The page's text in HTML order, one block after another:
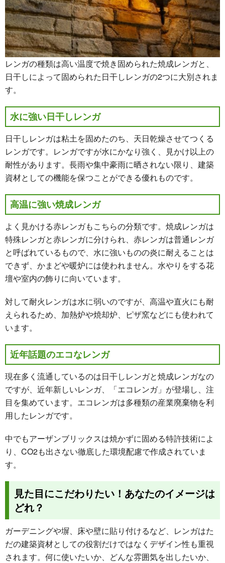
レンガの種類は高い温度で焼き固められた焼成レンガと、
日干しによって固められた日干しレンガの2つに大別されま
す。
水に強い日干しレンガ
日干しレンガは粘土を固めたのち、天日乾燥させてつくる
レンガです。レンガですが水にかなり強く、見かけ以上の
耐性があります。長雨や集中豪雨に晒されない限り、建築
資材としての機能を保つことができる優れものです。
高温に強い焼成レンガ
よく見かける赤レンガもこちらの分類です。焼成レンガは
特殊レンガと赤レンガに分けられ、赤レンガは普通レンガ
と呼ばれているもので、水に強いものの炎に耐えることは
できず、かまどや暖炉には使われません。水やりをする花
壇や室内の飾りに向いています。
対して耐火レンガは水に弱いのですが、高温や直火にも耐
えられるため、加熱炉や焼却炉、ピザ窯などにも使われて
います。
近年話題のエコなレンガ
現在多く流通しているのは日干しレンガと焼成レンガなの
ですが、近年新しいレンガ、「エコレンガ」が登場し、注
目を集めています。エコレンガは多種類の産業廃棄物を利
用したレンガです。
中でもアーザンブリックスは焼かずに固める特許技術によ
り、CO2も出さない徹底した環境配慮で作成されていま
す。
見た目にこだわりたい！あなたのイメージは
どれ？
ガーデニングや塀、床や壁に貼り付けるなど、レンガはた
だの建築資材としての役割だけではなくデザイン性も重視
されます。何に使いたいか、どんな雰囲気を出したいか、